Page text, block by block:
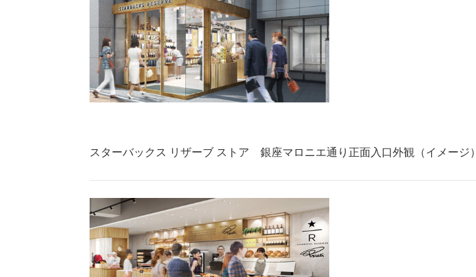
スターバックス リザーブ ストア 銀座マロニエ通り正面入口外観（イメージ）